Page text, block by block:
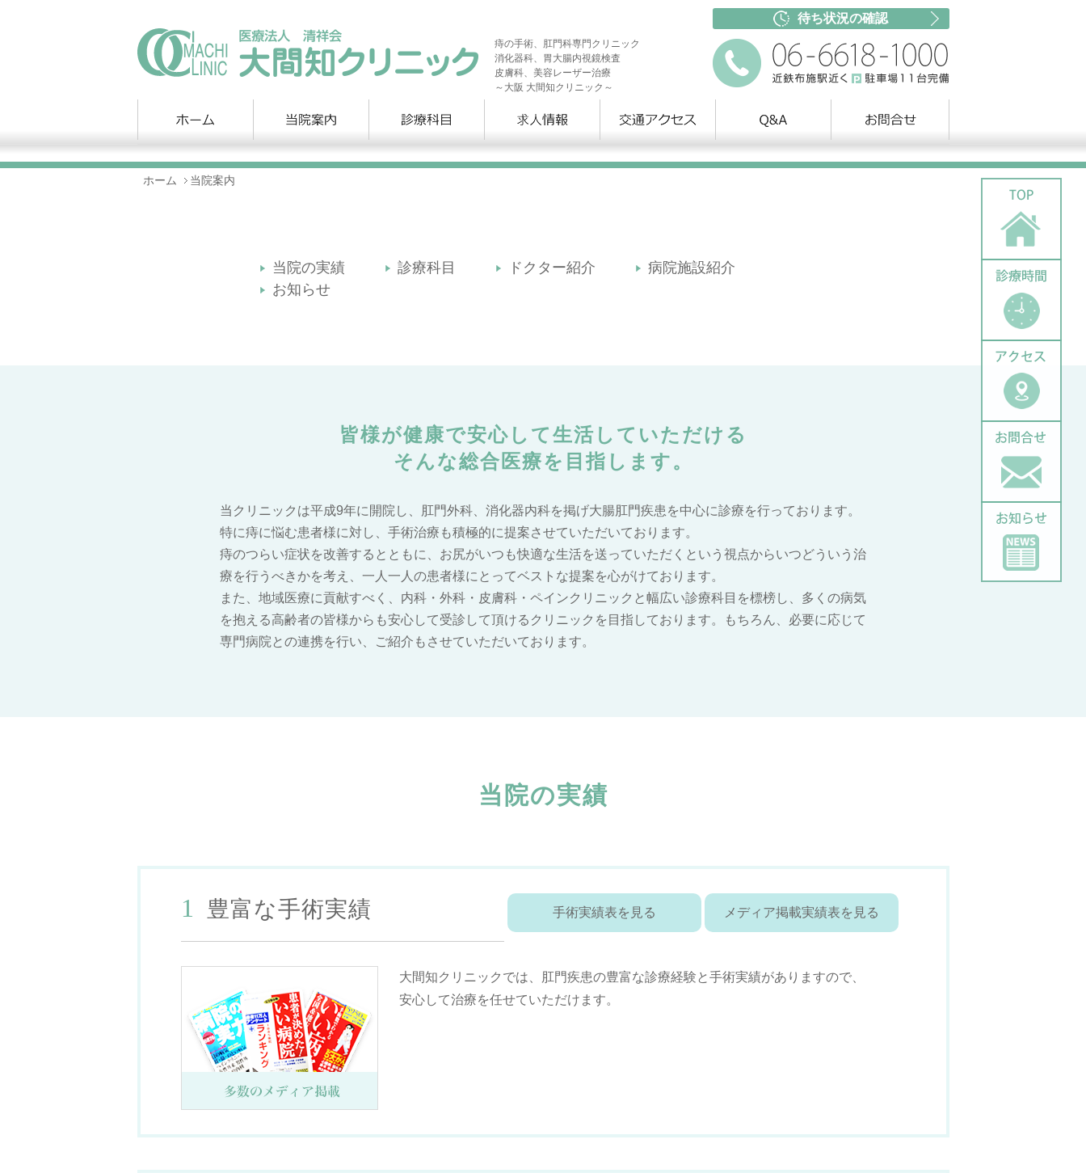
痔の手術、肛門科専門クリニック
消化器科、胃大腸内視鏡検査
皮膚科、美容レーザー治療
～大阪 大間知クリニック～
待ち状況の確認
ホーム 当院案内
当院の実績 診療科目 ドクター紹介
病院施設紹介
お知らせ
皆様が健康で安心して生活していただける
そんな総合医療を目指します。
当クリニックは平成9年に開院し、肛門外科、消化器内科を掲げ大腸肛門疾患を中心に診療を行っております。
特に痔に悩む患者様に対し、手術治療も積極的に提案させていただいております。
痔のつらい症状を改善するとともに、お尻がいつも快適な生活を送っていただくという視点からいつどういう治
療を行うべきかを考え、一人一人の患者様にとってベストな提案を心がけております。
また、地域医療に貢献すべく、内科・外科・皮膚科・ペインクリニックと幅広い診療科目を標榜し、多くの病気
を抱える高齢者の皆様からも安心して受診して頂けるクリニックを目指しております。もちろん、必要に応じて
専門病院との連携を行い、ご紹介もさせていただいております。
当院の実績
1 豊富な手術実績 手術実績表を見る メディア掲載実績表を見る
大間知クリニックでは、肛門疾患の豊富な診療経験と手術実績がありますので、
安心して治療を任せていただけます。